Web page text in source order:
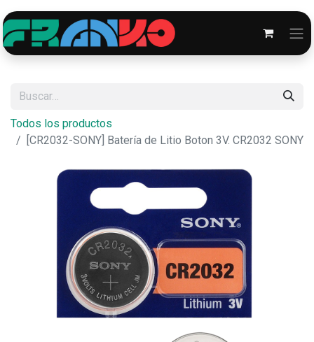
Todos los productos
[CR2032-SONY] Batería de Litio Boton 3V. CR2032 SONY